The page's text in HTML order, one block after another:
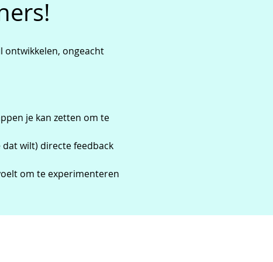
ontwikkelen, ongeacht
je kan zetten om te
wilt) directe feedback
om te experimenteren